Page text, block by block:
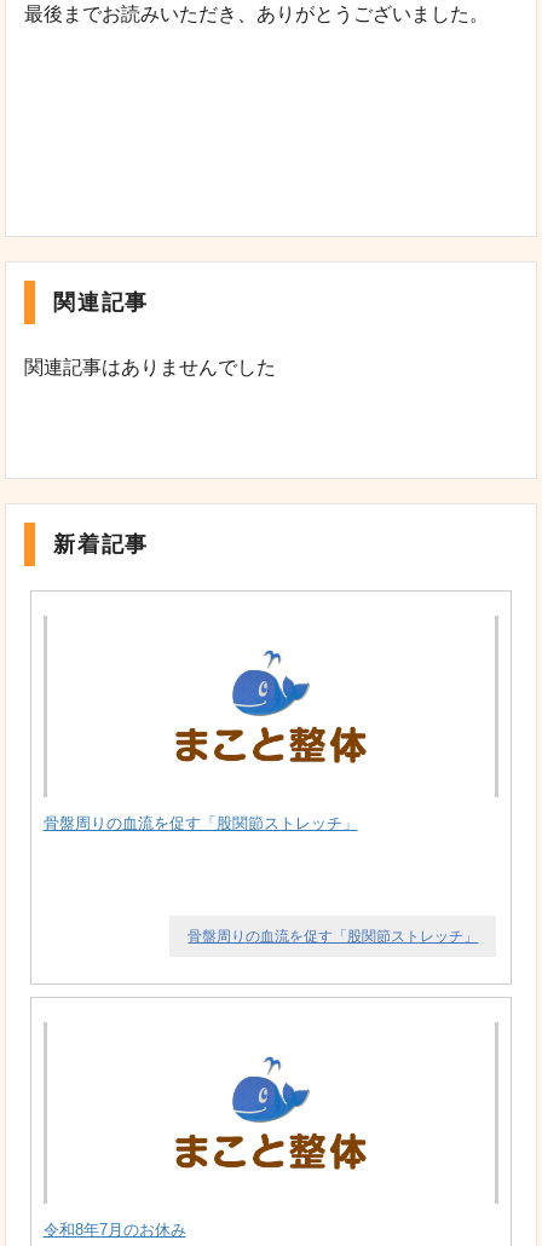
最後までお読みいただき、ありがとうございました。
関連記事
関連記事はありませんでした
新着記事
骨盤周りの血流を促す「股関節ストレッチ」
骨盤周りの血流を促す「股関節ストレッチ」
令和8年7月のお休み